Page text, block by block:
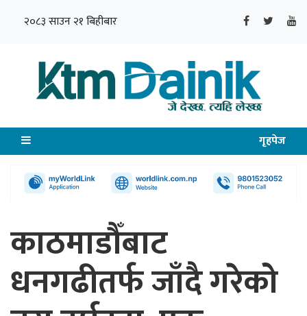
२०८३ साउन २१ बिहीबार
गृहपेज
काठमाडौँबाट
धनगढीतर्फ जाँदै गरेको